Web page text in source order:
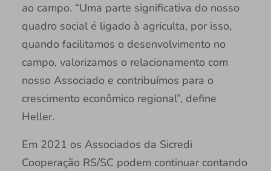
ao campo. “Uma parte significativa do nosso
quadro social é ligado à agriculta, por isso,
quando facilitamos o desenvolvimento no
campo, valorizamos o relacionamento com
nosso Associado e contribuímos para o
crescimento econômico regional”, define
Heller.
Em 2021 os Associados da Sicredi
Cooperação RS/SC podem continuar contando